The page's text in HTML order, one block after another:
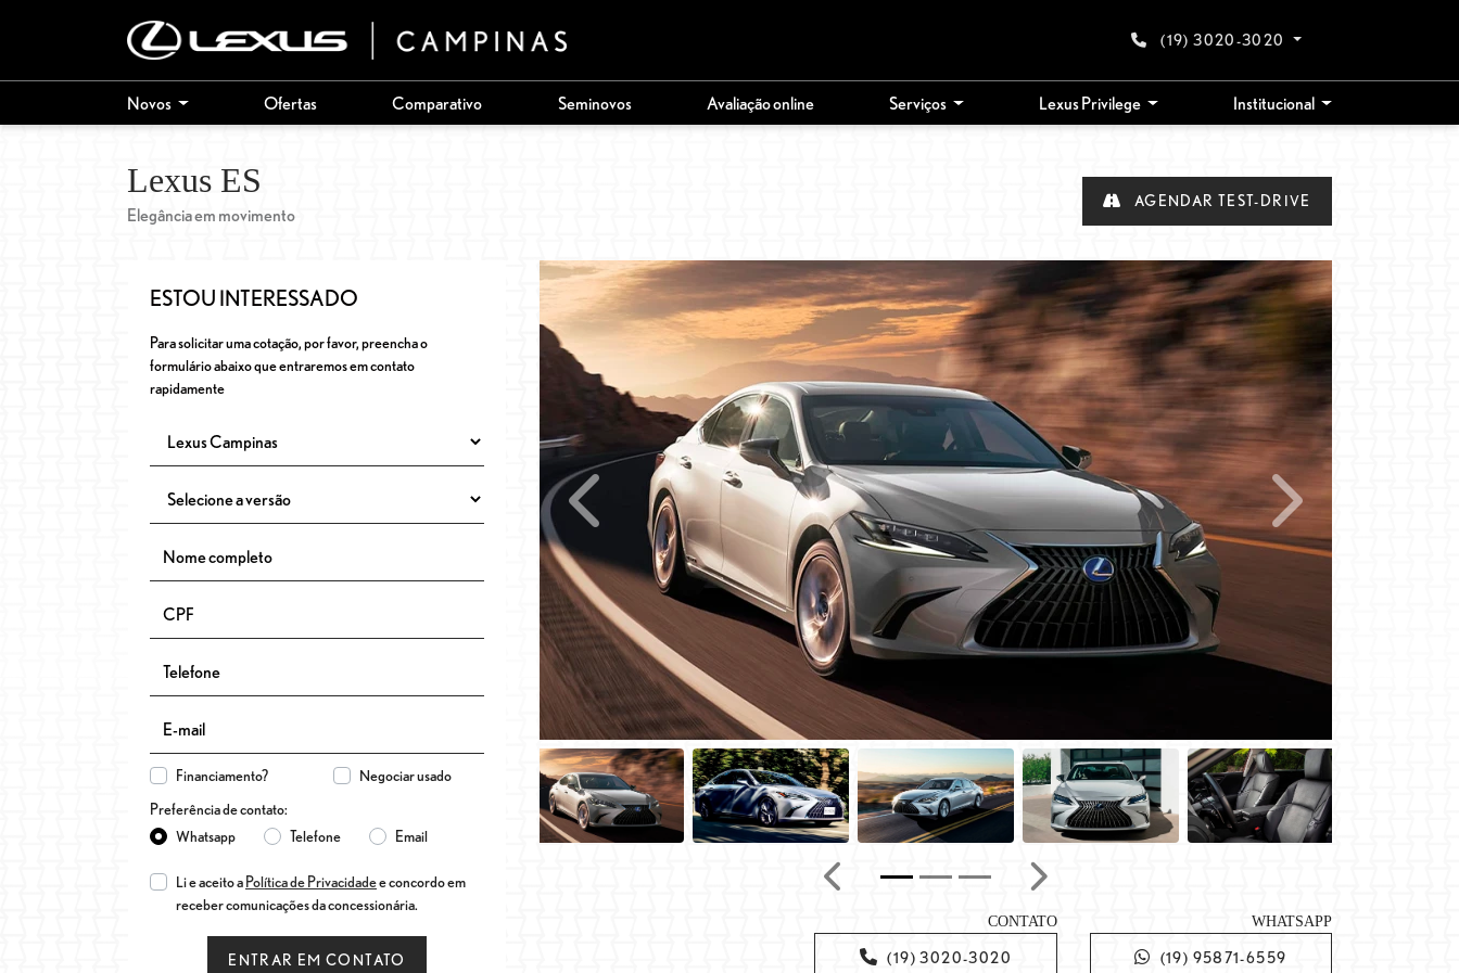
(19) 3020-3020
Novos Ofertas Comparativo Seminovos Avaliação online Serviços Lexus Privilege Institucional
Lexus ES
Elegância em movimento
AGENDAR TEST-DRIVE
ESTOU INTERESSADO
Para solicitar uma cotação, por favor, preencha o
formulário abaixo que entraremos em contato
rapidamente
Financiamento?
Negociar usado
Preferência de contato:
Whatsapp
Telefone Email
Li e aceito a Política de Privacidadee concordo em
receber comunicações da concessionária.
ENTRAR EM CONTATO
Anterior Próximo
Anterior Próximo
CONTATO
(19) 3020-3020
WHATSAPP
(19) 95871-6559